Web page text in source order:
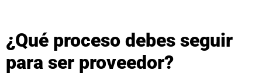
¿Qué proceso debes seguir
para ser proveedor?